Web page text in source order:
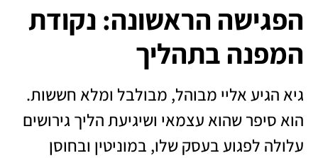
הפגישה הראשונה: נקודת
המפנה בתהליך
גיא הגיע אליי מבוהל, מבולבל ומלא חששות.
הוא סיפר שהוא עצמאי ושיגיעת הליך גירושים
עלולה לפגוע בעסק שלו, במוניטין ובחוסן